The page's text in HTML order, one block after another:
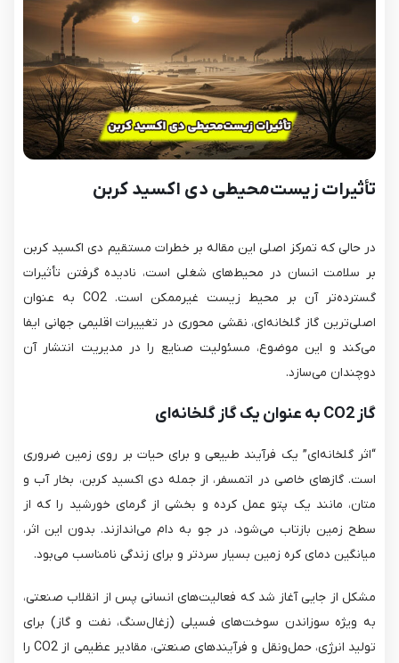
تأثیرات زیست‌محیطی دی اکسید کربن
در حالی که تمرکز اصلی این مقاله بر خطرات مستقیم دی اکسید کربن
بر سلامت انسان در محیط‌های شغلی است، نادیده گرفتن تأثیرات
گسترده‌تر آن بر محیط زیست غیرممکن است. CO2​ به عنوان
اصلی‌ترین گاز گلخانه‌ای، نقشی محوری در تغییرات اقلیمی جهانی ایفا
می‌کند و این موضوع، مسئولیت صنایع را در مدیریت انتشار آن
دوچندان می‌سازد.
گاز CO2​ به عنوان یک گاز گلخانه‌ای
“اثر گلخانه‌ای” یک فرآیند طبیعی و برای حیات بر روی زمین ضروری
است. گازهای خاصی در اتمسفر، از جمله دی اکسید کربن، بخار آب و
متان، مانند یک پتو عمل کرده و بخشی از گرمای خورشید را که از
سطح زمین بازتاب می‌شود، در جو به دام می‌اندازند. بدون این اثر،
میانگین دمای کره زمین بسیار سردتر و برای زندگی نامناسب می‌بود.
مشکل از جایی آغاز شد که فعالیت‌های انسانی پس از انقلاب صنعتی،
به ویژه سوزاندن سوخت‌های فسیلی (زغال‌سنگ، نفت و گاز) برای
تولید انرژی، حمل‌ونقل و فرآیندهای صنعتی، مقادیر عظیمی از CO2​ را